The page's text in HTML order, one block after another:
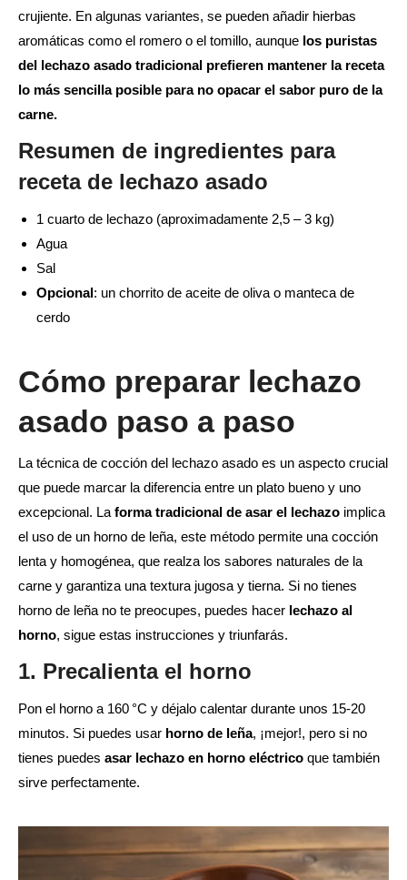
crujiente. En algunas variantes, se pueden añadir hierbas
aromáticas como el romero o el tomillo, aunque los puristas
del lechazo asado tradicional prefieren mantener la receta
lo más sencilla posible para no opacar el sabor puro de la
carne.
Resumen de ingredientes para
receta de lechazo asado
1 cuarto de lechazo (aproximadamente 2,5 – 3 kg)
Agua
Sal
Opcional: un chorrito de aceite de oliva o manteca de
cerdo
Cómo preparar lechazo
asado paso a paso
La técnica de cocción del lechazo asado es un aspecto crucial
que puede marcar la diferencia entre un plato bueno y uno
excepcional. La forma tradicional de asar el lechazo implica
el uso de un horno de leña, este método permite una cocción
lenta y homogénea, que realza los sabores naturales de la
carne y garantiza una textura jugosa y tierna. Si no tienes
horno de leña no te preocupes, puedes hacer lechazo al
horno, sigue estas instrucciones y triunfarás.
1. Precalienta el horno
Pon el horno a 160 °C y déjalo calentar durante unos 15-20
minutos. Si puedes usar horno de leña, ¡mejor!, pero si no
tienes puedes asar lechazo en horno eléctrico que también
sirve perfectamente.